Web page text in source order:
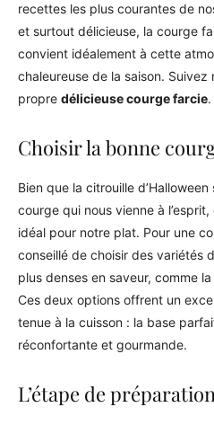
recettes les plus courantes de
et surtout délicieuse, la courge
convient idéalement à cette
chaleureuse de la saison.
propre délicieuse courge farcie.
Choisir la bonne
Bien que la citrouille
courge qui nous vienne à
idéal pour notre plat. Pour une
conseillé de choisir des variétés
plus denses en saveur, comme
Ces deux options offrent un
tenue à la cuisson : la base
réconfortante et gourmande.
L’étape de